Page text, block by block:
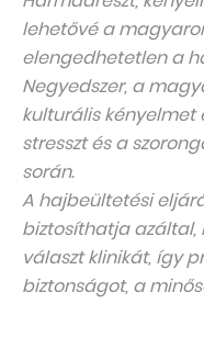
lehetővé a
elengedhetetlen a
Negyedszer, a
kulturális kényelmet
stresszt és a
során.
A hajbeültetési
biztosíthatja azáltal,
választ klinikát, így
biztonságot, a